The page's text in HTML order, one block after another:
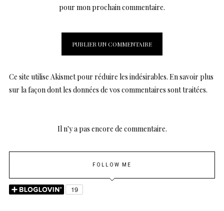
pour mon prochain commentaire.
Ce site utilise Akismet pour réduire les indésirables. En savoir plus
sur la façon dont les données de vos commentaires sont traitées.
Il n'y a pas encore de commentaire.
FOLLOW ME